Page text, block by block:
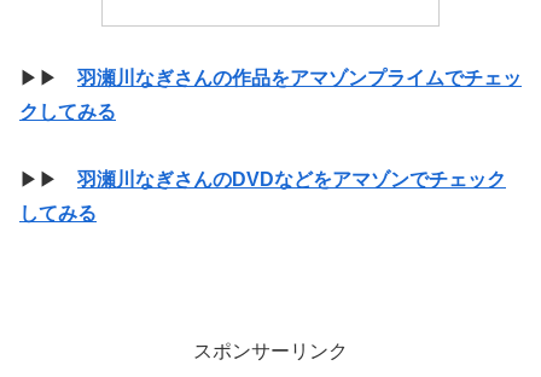
▶▶ 羽瀬川なぎさんの作品をアマゾンプライムでチェッ
クしてみる
▶▶ 羽瀬川なぎさんのDVDなどをアマゾンでチェック
してみる
スポンサーリンク